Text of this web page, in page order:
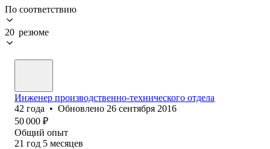
По соответствию
20 резюме
Инженер производственно-технического отдела
42 года • Обновлено 26 сентября 2016
50 000 ₽
Общий опыт
21 год 5 месяцев